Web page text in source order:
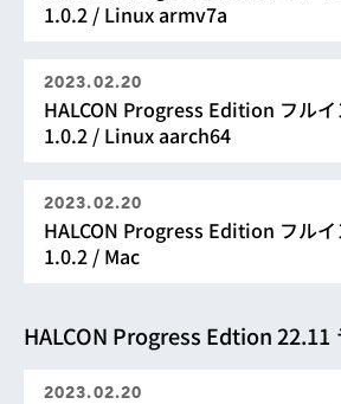
1.0.2 / Linux armv7a
2023.02.20
HALCON Progress Edition フル
1.0.2 / Linux aarch64
2023.02.20
HALCON Progress Edition フル
1.0.2 / Mac
HALCON Progress Edtion 22.11
2023.02.20